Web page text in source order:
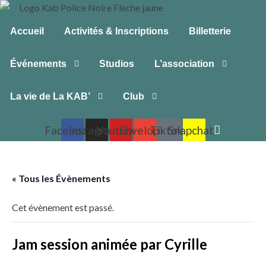
Accueil Activités & Inscriptions Billetterie
Événements Studios L’association
La vie de La KAB’ Club
FacebookInstagramYoutubeEnvelopeTiktokSnapchat
« Tous les Évènements
Cet évènement est passé.
Jam session animée par Cyrille